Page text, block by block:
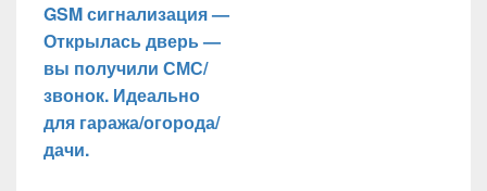
GSM сигнализация —
Открылась дверь —
вы получили СМС/
звонок. Идеально
для гаража/огорода/
дачи.